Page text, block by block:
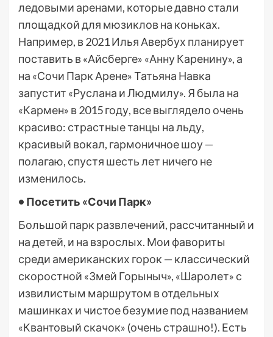
ледовыми аренами, которые давно стали
площадкой для мюзиклов на коньках.
Например, в 2021 Илья Авербух планирует
поставить в «Айсберге» «Анну Каренину», а
на «Сочи Парк Арене» Татьяна Навка
запустит «Руслана и Людмилу». Я была на
«Кармен» в 2015 году, все выглядело очень
красиво: страстные танцы на льду,
красивый вокал, гармоничное шоу —
полагаю, спустя шесть лет ничего не
изменилось.
• Посетить «Сочи Парк»
Большой парк развлечений, рассчитанный и
на детей, и на взрослых. Мои фавориты
среди американских горок — классический
скоростной «Змей Горыныч», «Шаролет» с
извилистым маршрутом в отдельных
машинках и чистое безумие под названием
«Квантовый скачок» (очень страшно!). Есть